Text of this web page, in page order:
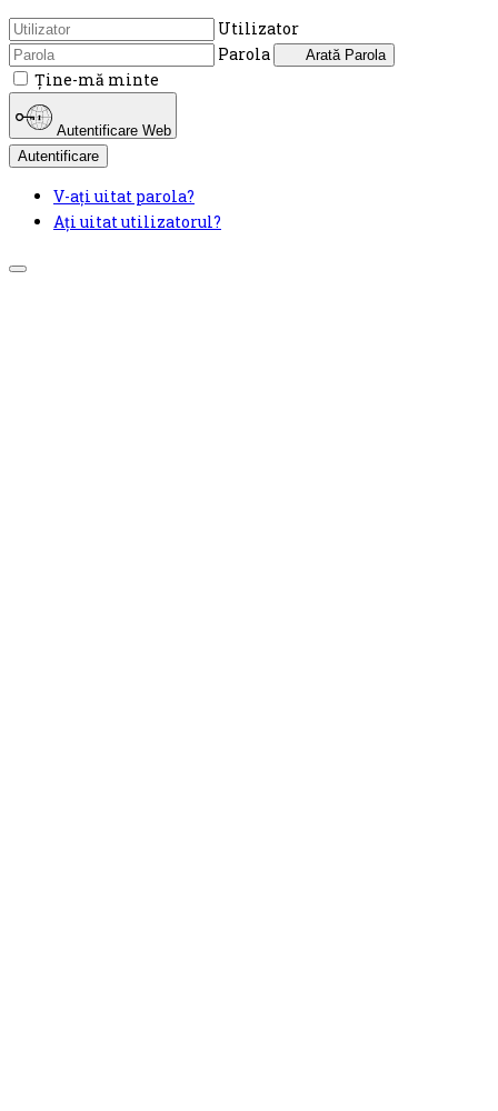
Utilizator
Parola
Arată Parola
Ţine-mă minte
Autentificare Web
Autentificare
V-ați uitat parola?
Ați uitat utilizatorul?